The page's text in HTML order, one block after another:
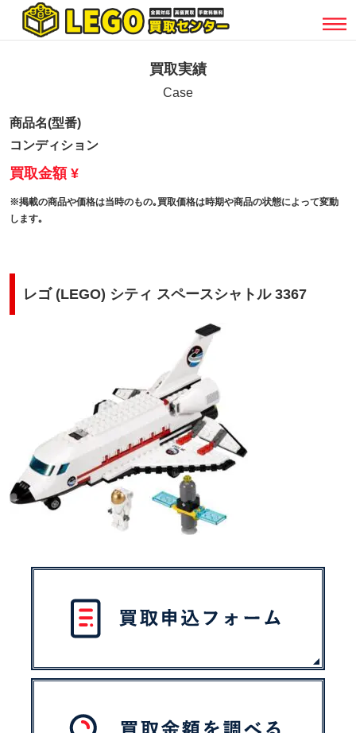
買取実績
Case
商品名(型番)
コンディション
買取金額 ¥
※掲載の商品や価格は当時のもの｡買取価格は時期や商品の状態によって変動
します｡
レゴ (LEGO) シティ スペースシャトル 3367